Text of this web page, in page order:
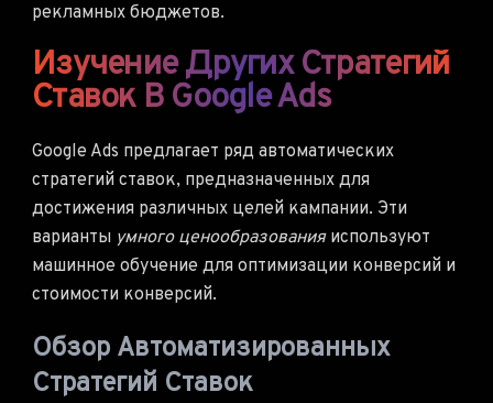
рекламных бюджетов.
Изучение Других Стратегий
Ставок В Google Ads
Google Ads предлагает ряд автоматических
стратегий ставок, предназначенных для
достижения различных целей кампании. Эти
варианты умного ценообразованияиспользуют
машинное обучение для оптимизации конверсий и
стоимости конверсий.
Обзор Автоматизированных
Стратегий Ставок